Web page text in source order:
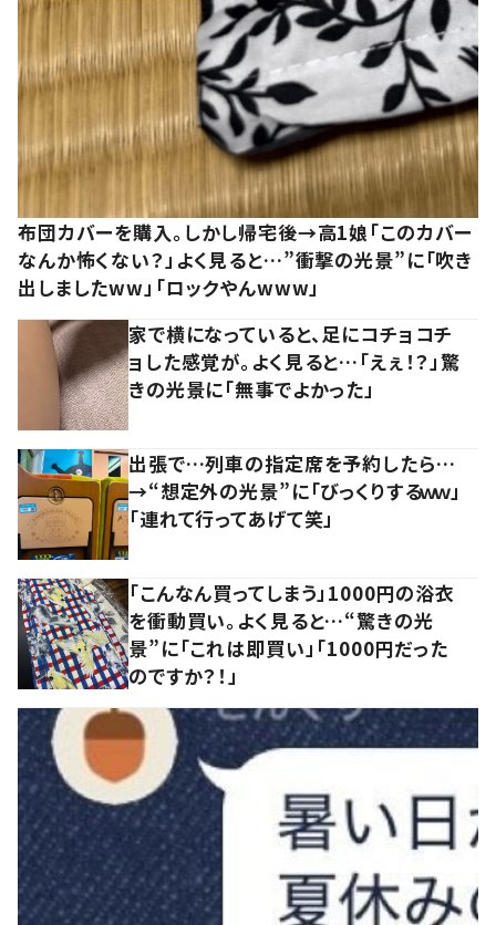
布団カバーを購入。しかし帰宅後→高1娘「このカバー
なんか怖くない？」よく見ると…”衝撃の光景”に「吹き
出しましたww」「ロックやんwww」
家で横になっていると、足にコチョコチ
ョした感覚が。よく見ると…「えぇ！？」驚
きの光景に「無事でよかった」
出張で…列車の指定席を予約したら…
→“想定外の光景”に「びっくりするｗｗ」
「連れて行ってあげて笑」
「こんなん買ってしまう」1000円の浴衣
を衝動買い。よく見ると…“驚きの光
景”に「これは即買い」「1000円だった
のですか？！」